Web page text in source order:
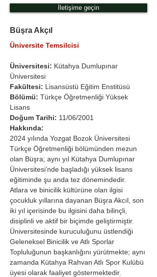
İletişime geçin
Büşra Akçıl
Üniversite Temsilcisi
Üniversitesi: Kütahya Dumlupınar
Üniversitesi
Fakültesi: Lisansüstü Eğitim Enstitüsü
Bölümü: Türkçe Öğretmenliği Yüksek
Lisans
Doğum Tarihi: 11/06/2001
Hakkında:
2024 yılında Yozgat Bozok Üniversitesi
Türkçe Öğretmenliği bölümünden mezun
olan Büşra; aynı yıl Kütahya Dumlupınar
Üniversitesi’nde başladığı yüksek lisans
eğitiminde şu anda tez dönemindedir.
Atlara ve binicilik kültürüne olan ilgisi
çocukluk yıllarına dayanan Büşra Akcıl, son
iki yıl içerisinde bu ilgisini daha bilinçli,
disiplinli ve aktif bir biçimde geliştirmiştir.
Üniversitesinde kuruculuğunu üstlendiği
Geleneksel Binicilik ve Atlı Sporlar
Topluluğunun başkanlığını yürütmekte; aynı
zamanda Kütahya Rahvan Atlı Spor Kulübü
üyesi olarak faaliyet göstermektedir.